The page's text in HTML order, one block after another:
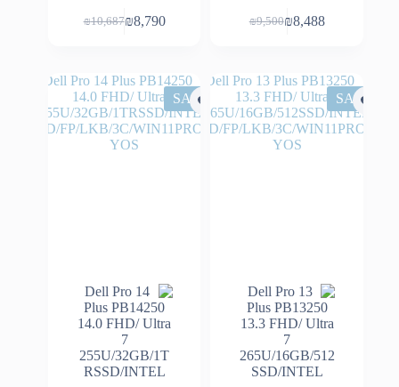
₪9,500
המחיר
₪9,500.
₪8,488 המחיר
₪8,488.
₪10,687
המחיר
₪10,687.
₪8,790 המחיר
₪8,790.
SALE
SALE